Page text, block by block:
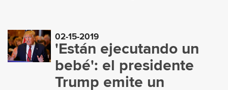
02-15-2019
'Están ejecutando un
bebé': el presidente
Trump emite un